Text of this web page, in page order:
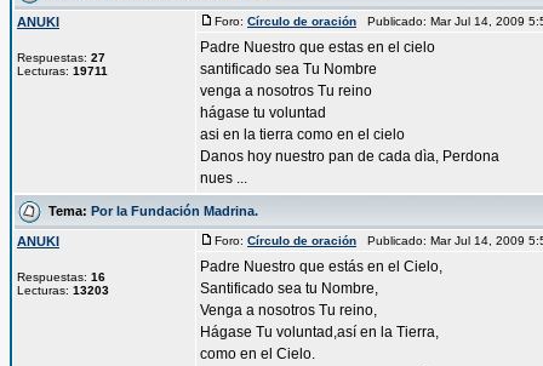
ANUKI
Respuestas: 27
Lecturas: 19711
Foro: Círculo de oración Publicado: Mar Jul 14, 2009
Padre Nuestro que estas en el cielo
santificado sea Tu Nombre
venga a nosotros Tu reino
hágase tu voluntad
asi en la tierra como en el cielo
Danos hoy nuestro pan de cada dìa, Perdona
nues ...
Tema: Por la Fundación Madrina.
ANUKI
Respuestas: 16
Lecturas: 13203
Foro: Círculo de oración Publicado: Mar Jul 14, 2009
Padre Nuestro que estás en el Cielo,
Santificado sea tu Nombre,
Venga a nosotros Tu reino,
Hágase Tu voluntad,así en la Tierra,
como en el Cielo.